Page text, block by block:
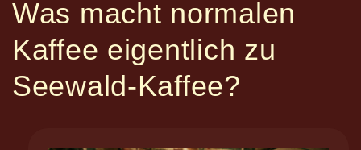
Was macht normalen
Kaffee eigentlich zu
Seewald-Kaffee?